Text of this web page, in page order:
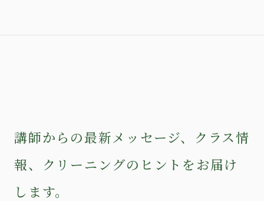
講師からの最新メッセージ、クラス情
報、クリーニングのヒントをお届け
します。